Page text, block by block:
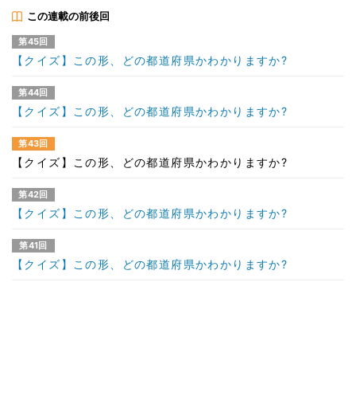
この連載の前後回
第45回
【クイズ】この形、どの都道府県かわかりますか?
第44回
【クイズ】この形、どの都道府県かわかりますか?
第43回
【クイズ】この形、どの都道府県かわかりますか?
第42回
【クイズ】この形、どの都道府県かわかりますか?
第41回
【クイズ】この形、どの都道府県かわかりますか?